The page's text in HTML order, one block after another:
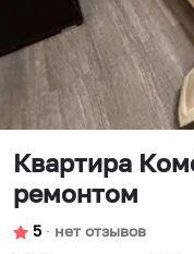
Квартира
ремонтом
5 ∙ нет отзывов